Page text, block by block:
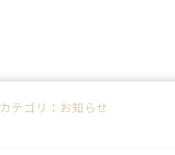
カテゴリ：お知らせ